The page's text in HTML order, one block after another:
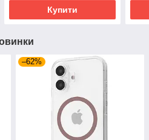
Купити
–62%